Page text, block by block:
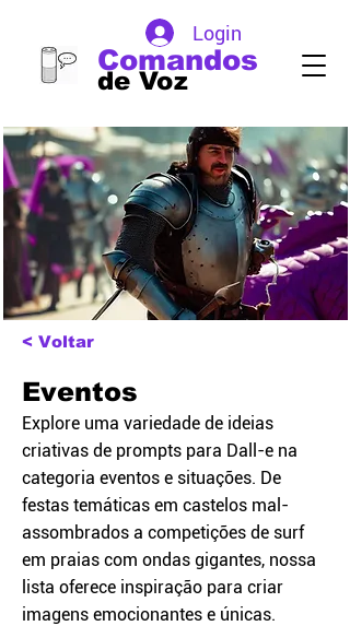
de Voz
Comandos
Login
< Voltar
Eventos
Explore uma variedade de ideias
criativas de prompts para Dall-e na
categoria eventos e situações. De
festas temáticas em castelos mal-
assombrados a competições de surf
em praias com ondas gigantes, nossa
lista oferece inspiração para criar
imagens emocionantes e únicas.